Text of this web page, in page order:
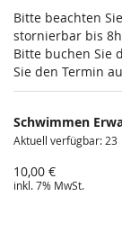
Bitte beachten
stornierbar bis
Bitte buchen Sie
Sie den Termin
Schwimmen
Aktuell verfügbar: 23
10,00 €
inkl. 7% MwSt.